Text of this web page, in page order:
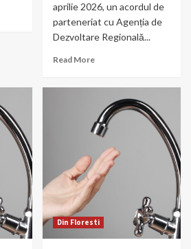
aprilie 2026, un acordul de
parteneriat cu Agenția de
Dezvoltare Regională...
Read More
Din Floresti